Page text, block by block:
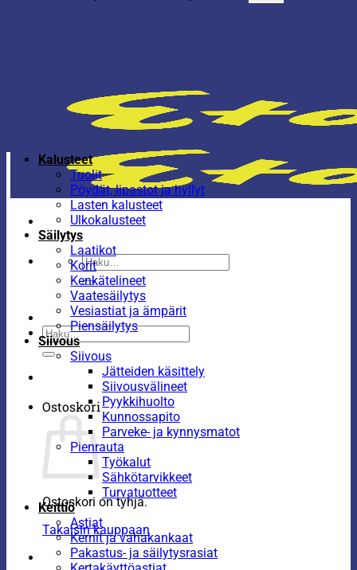
Etsi:
Etsi:
Ostoskori
Ostoskori on tyhjä.
Takaisin kauppaan
Kalusteet
Tuolit
Pöydät, lipastot ja hyllyt
Lasten kalusteet
Ulkokalusteet
Säilytys
Laatikot
Korit
Kenkätelineet
Vaatesäilytys
Vesiastiat ja ämpärit
Piensäilytys
Siivous
Siivous
Jätteiden käsittely
Siivousvälineet
Pyykkihuolto
Kunnossapito
Parveke- ja kynnysmatot
Pienrauta
Työkalut
Sähkötarvikkeet
Turvatuotteet
Keittiö
Astiat
Kernit ja vahakankaat
Pakastus- ja säilytysrasiat